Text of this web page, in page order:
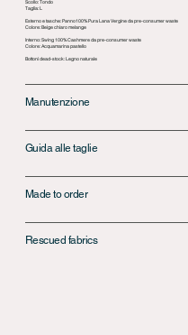
Scollo: Tondo
Taglia: L
Esterno e tasche: Panno100% Pura Lana Vergine da pre-consumer waste
Colore: Beige chiaro melange
Interno: Swing 100% Cashmere da pre-consumer waste
Colore: Acquamarina pastello
Bottoni dead-stock: Legno naturale
Manutenzione
Guida alle taglie
Made to order
Rescued fabrics